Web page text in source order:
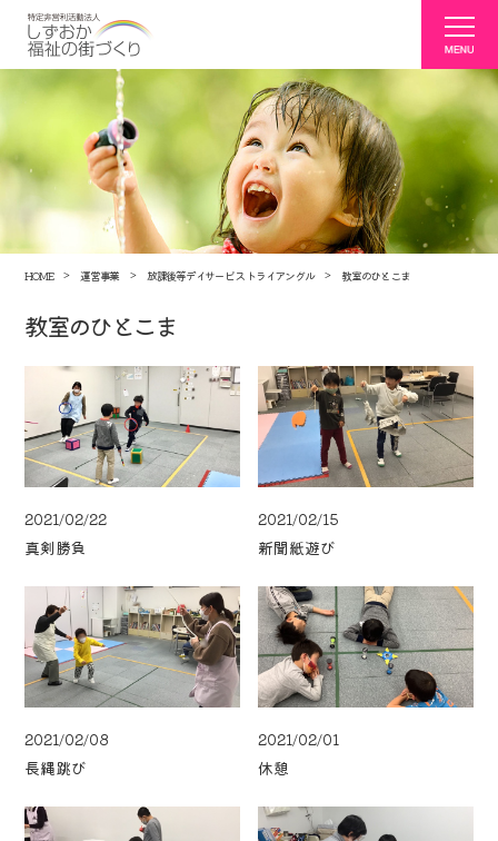
HOME 運営事業 放課後等デイサービス トライアングル 教室のひとこま
教室のひとこま
真剣勝負
2021/02/22
新聞紙遊び
2021/02/15
長縄跳び
2021/02/08
休憩
2021/02/01